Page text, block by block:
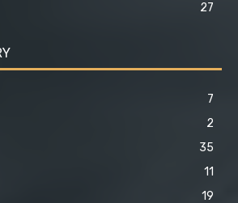
27
7
2
35
11
19